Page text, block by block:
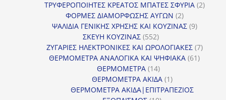
προϊόντα
ΤΡΥΦΕΡΟΠΟΙΗΤΕΣ ΚΡΕΑΤΟΣ ΜΠΑΤΕΣ ΣΦΥΡΙΑ 22
ΦΟΡΜΕΣ ΔΙΑΜΟΡΦΩΣΗΣ ΑΥΓΩΝ 22
προϊόντα
ΨΑΛΙΔΙΑ ΓΕΝΙΚΗΣ ΧΡΗΣΗΣ ΚΑΙ ΚΟΥΖΙΝΑΣ 99
ΣΚΕΥΗ ΚΟΥΖΙΝΑΣ 552552
προϊόντα
ΖΥΓΑΡΙΕΣ ΗΛΕΚΤΡΟΝΙΚΕΣ ΚΑΙ ΩΡΟΛΟΓΙΑΚΕΣ 77
ΘΕΡΜΟΜΕΤΡΑ ΑΝΑΛΟΓΙΚΑ ΚΑΙ ΨΗΦΙΑΚΑ 6161
ΘΕΡΜΟΜΕΤΡΑ 1414
προϊόντα
ΘΕΡΜΟΜΕΤΡΑ ΑΚΙΔΑ 11
προϊόν
ΘΕΡΜΟΜΕΤΡΑ ΑΚΙΔΑ|ΕΠΙΤΡΑΠΕΖΙΟΣ